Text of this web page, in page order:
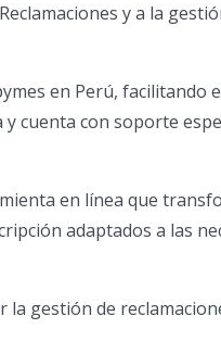
y a la
en Perú,
cuenta con soporte
en línea que
adaptados a las
gestión de